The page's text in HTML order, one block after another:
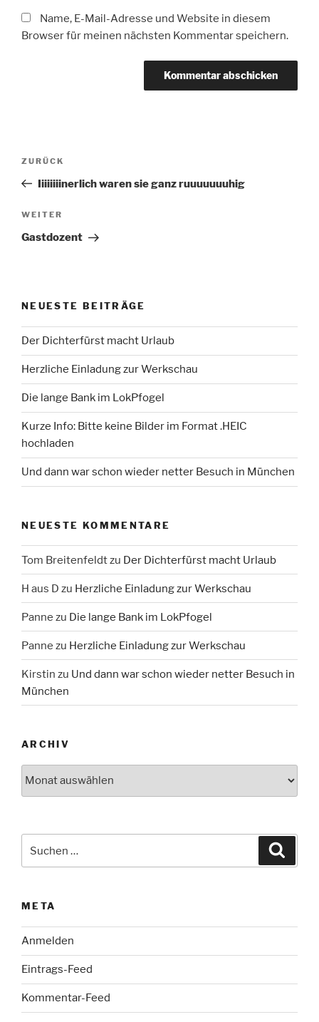
Name, E-Mail-Adresse und Website in diesem
Browser für meinen nächsten Kommentar speichern.
Beitragsnavigation
Vorheriger
Beitrag
ZURÜCK
Iiiiiiiinerlich waren sie ganz ruuuuuuuhig
Nächster
Beitrag
WEITER
Gastdozent
NEUESTE BEITRÄGE
Der Dichterfürst macht Urlaub
Herzliche Einladung zur Werkschau
Die lange Bank im LokPfogel
Kurze Info: Bitte keine Bilder im Format .HEIC
hochladen
Und dann war schon wieder netter Besuch in München
NEUESTE KOMMENTARE
Tom Breitenfeldtzu Der Dichterfürst macht Urlaub
H aus D zu Herzliche Einladung zur Werkschau
Panne zu Die lange Bank im LokPfogel
Panne zu Herzliche Einladung zur Werkschau
Kirstin zu Und dann war schon wieder netter Besuch in
München
ARCHIV
nach:
META
Anmelden
Eintrags-Feed
Kommentar-Feed